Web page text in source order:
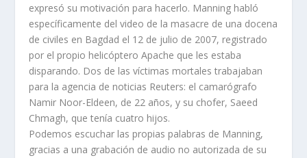
expresó su motivación para hacerlo. Manning habló
específicamente del video de la masacre de una docena
de civiles en Bagdad el 12 de julio de 2007, registrado
por el propio helicóptero Apache que les estaba
disparando. Dos de las víctimas mortales trabajaban
para la agencia de noticias Reuters: el camarógrafo
Namir Noor-Eldeen, de 22 años, y su chofer, Saeed
Chmagh, que tenía cuatro hijos.
Podemos escuchar las propias palabras de Manning,
gracias a una grabación de audio no autorizada de su